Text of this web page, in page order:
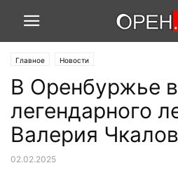
Главное Новости
В Оренбуржье
легендарного
Валерия
02.02.2025